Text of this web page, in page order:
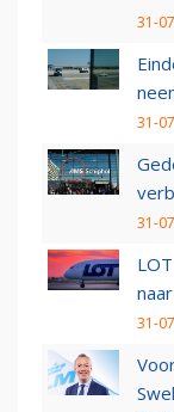
31-
31-
31-
31-